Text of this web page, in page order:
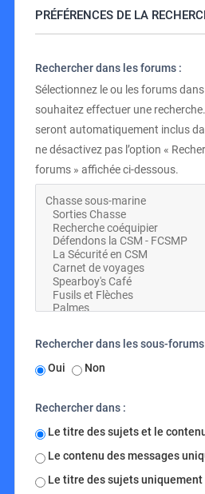
PRÉFÉRENCES DE LA
Rechercher dans les forums :
Sélectionnez le ou les forums
souhaitez effectuer une
seront automatiquement inclus
ne désactivez pas l’option «
forums » affichée ci-dessous.
Rechercher dans les sous-forums
Oui
Non
Rechercher dans :
Le titre des sujets et le
Le contenu des messages
Le titre des sujets uniquement